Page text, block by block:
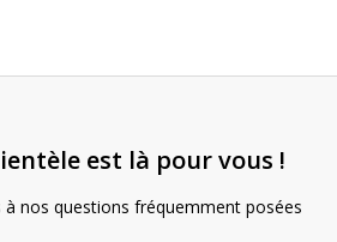
est là pour vous !
à nos questions fréquemment posées